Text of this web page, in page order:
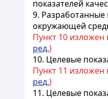
показателей
9.
окружающей
Пункт 10 изложен
ред.)
10. Целевые
Пункт 11 изложен
ред.)
11. Целевые